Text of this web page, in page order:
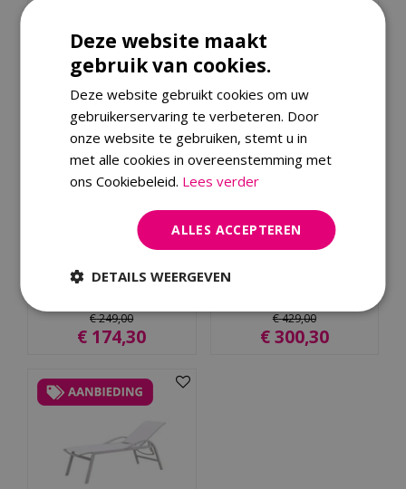
€300,30 €
Derby deckchair
€249,00
€ 174,30
Royal Seasons® Laos
€429,00
€ 300,30
Deze website maakt
gebruik van cookies.
Deze website gebruikt cookies om uw
gebruikerservaring te verbeteren. Door
onze website te gebruiken, stemt u in
met alle cookies in overeenstemming met
ons Cookiebeleid. Lees verder
ALLES ACCEPTEREN
DETAILS WEERGEVEN